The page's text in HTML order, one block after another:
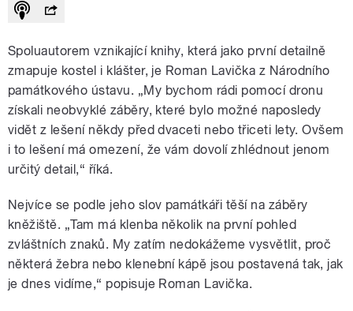
Spoluautorem vznikající knihy, která jako první detailně
zmapuje kostel i klášter, je Roman Lavička z Národního
památkového ústavu. „My bychom rádi pomocí dronu
získali neobvyklé záběry, které bylo možné naposledy
vidět z lešení někdy před dvaceti nebo třiceti lety. Ovšem
i to lešení má omezení, že vám dovolí zhlédnout jenom
určitý detail,“ říká.
Nejvíce se podle jeho slov památkáři těší na záběry
kněžiště. „Tam má klenba několik na první pohled
zvláštních znaků. My zatím nedokážeme vysvětlit, proč
některá žebra nebo klenební kápě jsou postavená tak, jak
je dnes vidíme,“ popisuje Roman Lavička.